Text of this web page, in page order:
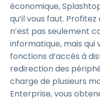
économique,
qu’il vous faut.
n’est pas seulement
informatique, mais qui
fonctions d’accès à
redirection des
charge de plusieurs
Enterprise, vous